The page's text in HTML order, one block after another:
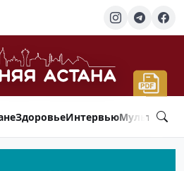
ЗдоровьеИнтервью